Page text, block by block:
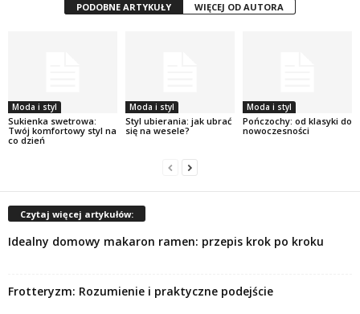
PODOBNE ARTYKUŁY WIĘCEJ OD AUTORA
Moda i styl
Sukienka swetrowa:
Twój komfortowy styl na
co dzień
Moda i styl
Styl ubierania: jak ubrać
się na wesele?
Moda i styl
Pończochy: od klasyki do
nowoczesności
Czytaj więcej artykułów:
Idealny domowy makaron ramen: przepis krok po kroku
Frotteryzm: Rozumienie i praktyczne podejście